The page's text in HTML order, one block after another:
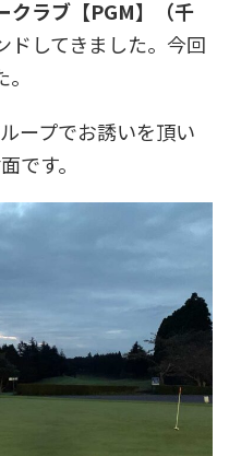
クラブ【PGM】（千
ドしてきました。今回
ープでお誘いを頂い
です。